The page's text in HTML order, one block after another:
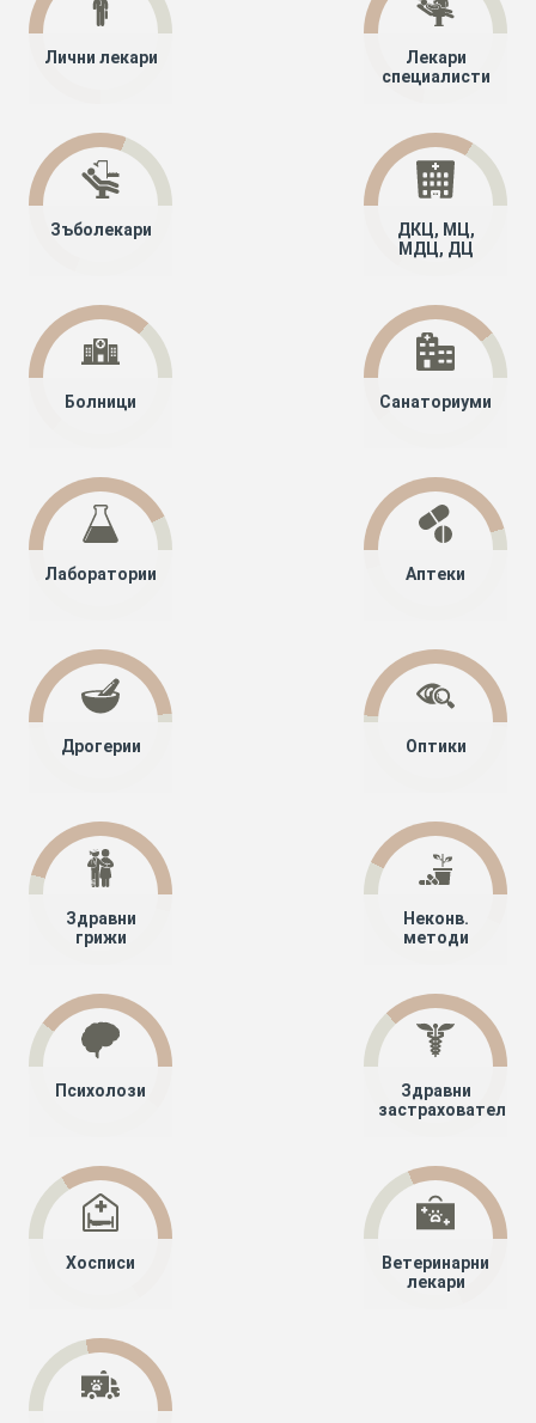
Лични лекари
Лекари
специалисти
Зъболекари
ДКЦ, МЦ,
МДЦ, ДЦ
Болници Санаториуми
Лаборатории Аптеки
Дрогерии Оптики
Здравни
грижи
Неконв.
методи
Психолози
Здравни
застрахователи
Хосписи
Ветеринарни
лекари